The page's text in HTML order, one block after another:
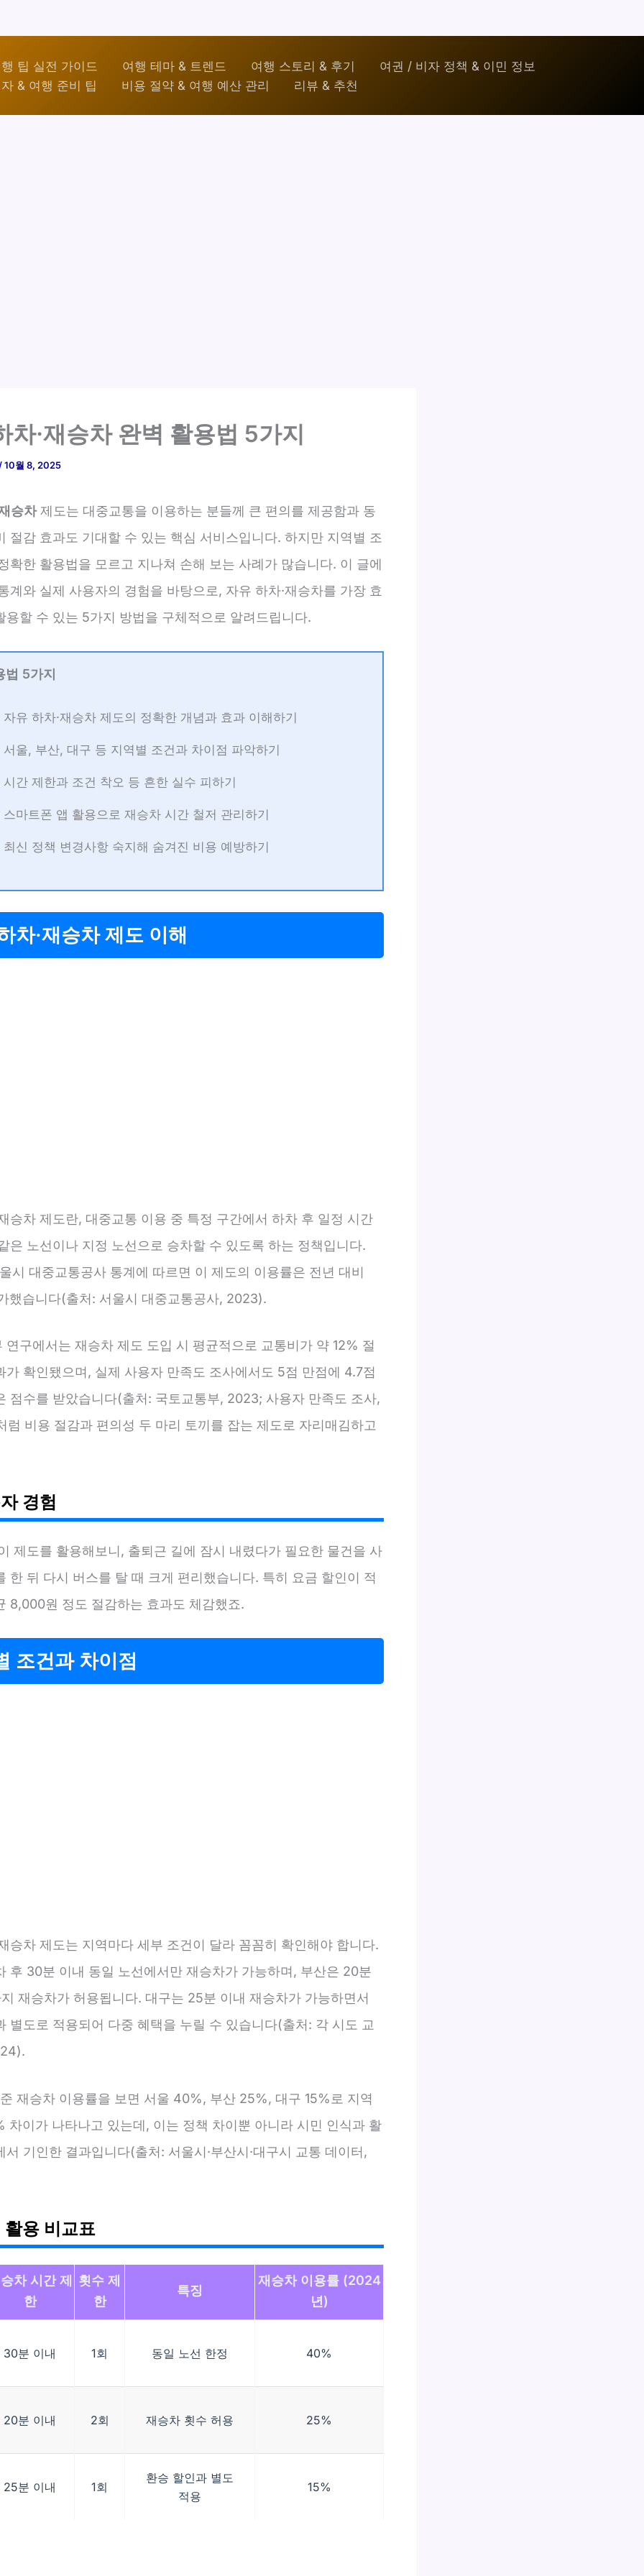
팁 실전 가이드 여행 테마 & 트렌드 여행 스토리 & 후기
여권 / 비자 정책 & 이민 정보
& 여행 준비 팁
비용 절약 & 여행 예산 관리 리뷰 & 추천
차·재승차 완벽 활용법 5가지
10월 8, 2025
승차제도는 대중교통을 이용하는 분들께 큰 편의를 제공함과 동
절감 효과도 기대할 수 있는 핵심 서비스입니다. 하지만 지역별 조
확한 활용법을 모르고 지나쳐 손해 보는 사례가 많습니다. 이 글에
계와 실제 사용자의 경험을 바탕으로, 자유 하차·재승차를 가장 효
용할 수 있는 5가지 방법을 구체적으로 알려드립니다.
법 5가지
자유 하차·재승차 제도의 정확한 개념과 효과 이해하기
서울, 부산, 대구 등 지역별 조건과 차이점 파악하기
시간 제한과 조건 착오 등 흔한 실수 피하기
스마트폰 앱 활용으로 재승차 시간 철저 관리하기
최신 정책 변경사항 숙지해 숨겨진 비용 예방하기
차·재승차 제도 이해
승차 제도란, 대중교통 이용 중 특정 구간에서 하차 후 일정 시간
은 노선이나 지정 노선으로 승차할 수 있도록 하는 정책입니다.
시 대중교통공사 통계에 따르면 이 제도의 이용률은 전년 대비
했습니다(출처: 서울시 대중교통공사, 2023).
연구에서는 재승차 제도 도입 시 평균적으로 교통비가 약 12% 절
가 확인됐으며, 실제 사용자 만족도 조사에서도 5점 만점에 4.7점
점수를 받았습니다(출처: 국토교통부, 2023; 사용자 만족도 조사,
럼 비용 절감과 편의성 두 마리 토끼를 잡는 제도로 자리매김하고
경험
제도를 활용해보니, 출퇴근 길에 잠시 내렸다가 필요한 물건을 사
한 뒤 다시 버스를 탈 때 크게 편리했습니다. 특히 요금 할인이 적
8,000원 정도 절감하는 효과도 체감했죠.
조건과 차이점
승차 제도는 지역마다 세부 조건이 달라 꼼꼼히 확인해야 합니다.
후 30분 이내 동일 노선에서만 재승차가 가능하며, 부산은 20분
재승차가 허용됩니다. 대구는 25분 이내 재승차가 가능하면서
별도로 적용되어 다중 혜택을 누릴 수 있습니다(출처: 각 시도 교
재승차 이용률을 보면 서울 40%, 부산 25%, 대구 15%로 지역
차이가 나타나고 있는데, 이는 정책 차이뿐 아니라 시민 인식과 활
서 기인한 결과입니다(출처: 서울시·부산시·대구시 교통 데이터,
활용 비교표
차 시간 제
한
횟수 제
한
특징
재승차 이용률 (2024
년)
30분 이내 1회 동일 노선 한정 40%
20분 이내 2회 재승차 횟수 허용 25%
25분 이내 1회
환승 할인과 별도
적용
15%